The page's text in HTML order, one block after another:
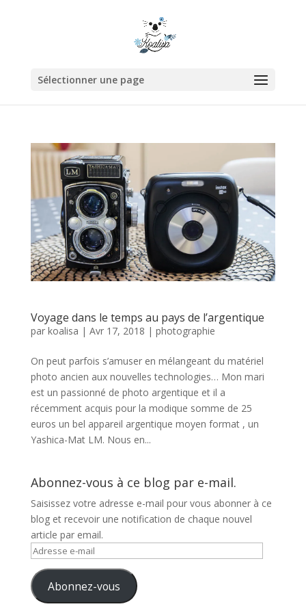
Sélectionner une page
Voyage dans le temps au pays de l’argentique
par koalisa | Avr 17, 2018 | photographie
On peut parfois s’amuser en mélangeant du matériel
photo ancien aux nouvelles technologies… Mon mari
est un passionné de photo argentique et il a
récemment acquis pour la modique somme de 25
euros un bel appareil argentique moyen format , un
Yashica-Mat LM. Nous en...
Abonnez-vous à ce blog par e-mail.
Saisissez votre adresse e-mail pour vous abonner à ce
blog et recevoir une notification de chaque nouvel
article par email.
Adresse
mail Abonnez-vous